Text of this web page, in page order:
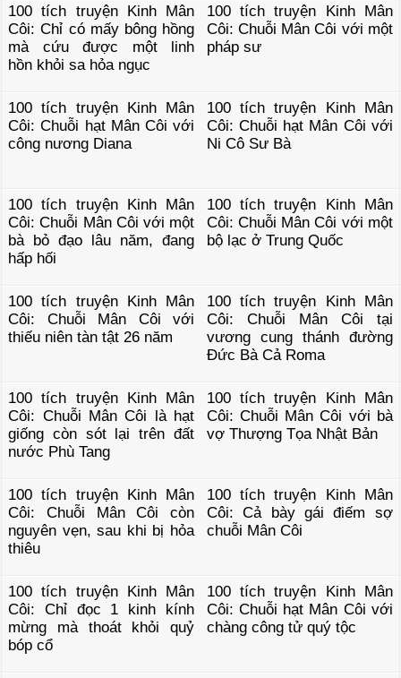
100 tích truyện Kinh Mân
Côi: Chỉ có mấy bông hồng
mà cứu được một linh
hồn khỏi sa hỏa ngục
100 tích truyện Kinh Mân
Côi: Chuỗi Mân Côi với một
pháp sư
100 tích truyện Kinh Mân
Côi: Chuỗi hạt Mân Côi với
công nương Diana
100 tích truyện Kinh Mân
Côi: Chuỗi hạt Mân Côi với
Ni Cô Sư Bà
100 tích truyện Kinh Mân
Côi: Chuỗi Mân Côi với một
bà bỏ đạo lâu năm, đang
hấp hối
100 tích truyện Kinh Mân
Côi: Chuỗi Mân Côi với một
bộ lạc ở Trung Quốc
100 tích truyện Kinh Mân
Côi: Chuỗi Mân Côi với
thiếu niên tàn tật 26 năm
100 tích truyện Kinh Mân
Côi: Chuỗi Mân Côi tại
vương cung thánh đường
Đức Bà Cả Roma
100 tích truyện Kinh Mân
Côi: Chuỗi Mân Côi là hạt
giống còn sót lại trên đất
nước Phù Tang
100 tích truyện Kinh Mân
Côi: Chuỗi Mân Côi với bà
vợ Thượng Tọa Nhật Bản
100 tích truyện Kinh Mân
Côi: Chuỗi Mân Côi còn
nguyên vẹn, sau khi bị hỏa
thiêu
100 tích truyện Kinh Mân
Côi: Cả bày gái điếm sợ
chuỗi Mân Côi
100 tích truyện Kinh Mân
Côi: Chỉ đọc 1 kinh kính
mừng mà thoát khỏi quỷ
bóp cổ
100 tích truyện Kinh Mân
Côi: Chuỗi hạt Mân Côi với
chàng công tử quý tộc